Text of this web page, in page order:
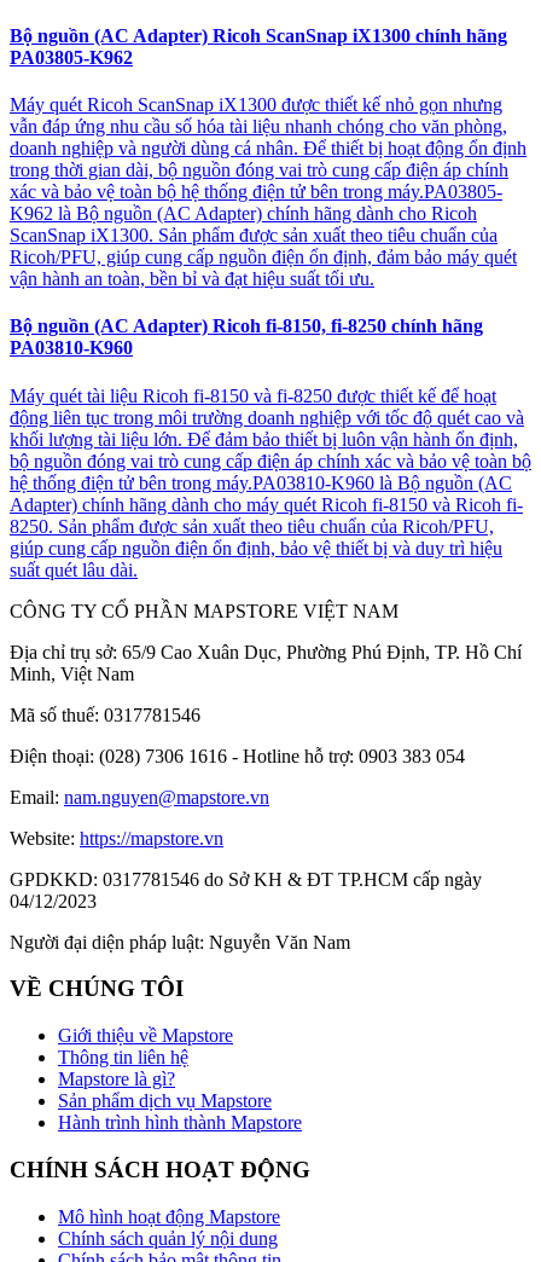
Bộ nguồn (AC Adapter) Ricoh ScanSnap iX1300 chính hãng
PA03805-K962
Máy quét Ricoh ScanSnap iX1300 được thiết kế nhỏ gọn nhưng
vẫn đáp ứng nhu cầu số hóa tài liệu nhanh chóng cho văn phòng,
doanh nghiệp và người dùng cá nhân. Để thiết bị hoạt động ổn định
trong thời gian dài, bộ nguồn đóng vai trò cung cấp điện áp chính
xác và bảo vệ toàn bộ hệ thống điện tử bên trong máy.PA03805-
K962 là Bộ nguồn (AC Adapter) chính hãng dành cho Ricoh
ScanSnap iX1300. Sản phẩm được sản xuất theo tiêu chuẩn của
Ricoh/PFU, giúp cung cấp nguồn điện ổn định, đảm bảo máy quét
vận hành an toàn, bền bỉ và đạt hiệu suất tối ưu.
Bộ nguồn (AC Adapter) Ricoh fi-8150, fi-8250 chính hãng
PA03810-K960
Máy quét tài liệu Ricoh fi-8150 và fi-8250 được thiết kế để hoạt
động liên tục trong môi trường doanh nghiệp với tốc độ quét cao và
khối lượng tài liệu lớn. Để đảm bảo thiết bị luôn vận hành ổn định,
bộ nguồn đóng vai trò cung cấp điện áp chính xác và bảo vệ toàn bộ
hệ thống điện tử bên trong máy.PA03810-K960 là Bộ nguồn (AC
Adapter) chính hãng dành cho máy quét Ricoh fi-8150 và Ricoh fi-
8250. Sản phẩm được sản xuất theo tiêu chuẩn của Ricoh/PFU,
giúp cung cấp nguồn điện ổn định, bảo vệ thiết bị và duy trì hiệu
suất quét lâu dài.
CÔNG TY CỔ PHẦN MAPSTORE VIỆT NAM
Địa chỉ trụ sở: 65/9 Cao Xuân Dục, Phường Phú Định, TP. Hồ Chí
Minh, Việt Nam
Mã số thuế: 0317781546
Điện thoại: (028) 7306 1616 - Hotline hỗ trợ: 0903 383 054
Email: nam.nguyen@mapstore.vn
Website: https://mapstore.vn
GPDKKD: 0317781546 do Sở KH & ĐT TP.HCM cấp ngày
04/12/2023
Người đại diện pháp luật: Nguyễn Văn Nam
VỀ CHÚNG TÔI
Giới thiệu về Mapstore
Thông tin liên hệ
Mapstore là gì?
Sản phẩm dịch vụ Mapstore
Hành trình hình thành Mapstore
CHÍNH SÁCH HOẠT ĐỘNG
Mô hình hoạt động Mapstore
Chính sách quản lý nội dung